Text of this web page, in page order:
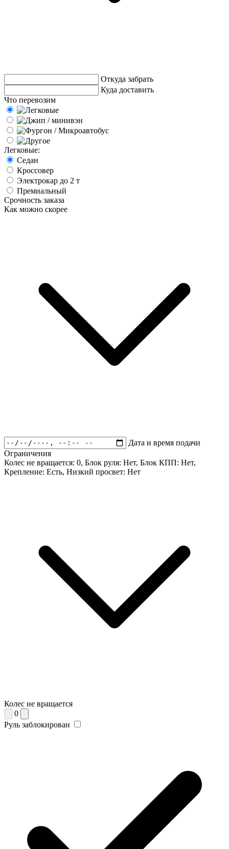
Откуда забрать
Куда доставить
Что перевозим
Легковые:
Седан
Кроссовер
Электрокар до 2 т
Премиальный
Срочность заказа
Как можно скорее
Дата и время подачи
Ограничения
Колес не вращается: 0, Блок руля: Нет, Блок КПП: Нет,
Крепление: Есть, Низкий просвет: Нет
Колес не вращается
0
Руль заблокирован